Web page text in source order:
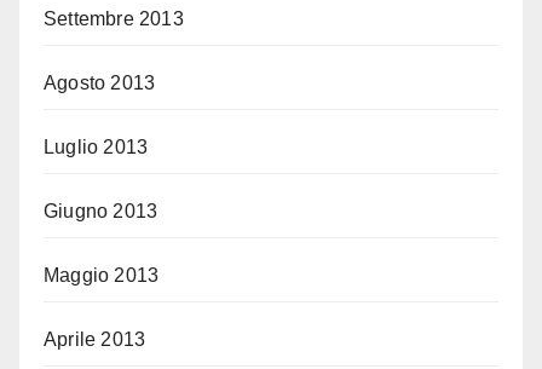
Settembre 2013
Agosto 2013
Luglio 2013
Giugno 2013
Maggio 2013
Aprile 2013